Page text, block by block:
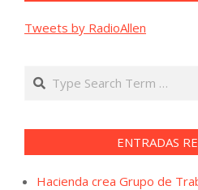
Tweets by RadioAllen
Search
ENTRADAS
Hacienda crea Grupo de